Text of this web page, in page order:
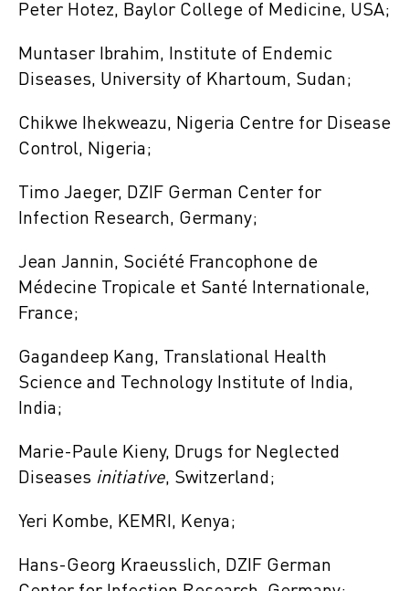
Peter Hotez, Baylor College of Medicine, USA;
Muntaser Ibrahim, Institute of Endemic
Diseases, University of Khartoum, Sudan;
Chikwe Ihekweazu, Nigeria Centre for Disease
Control, Nigeria;
Timo Jaeger, DZIF German Center for
Infection Research, Germany;
Jean Jannin, Société Francophone de
Médecine Tropicale et Santé Internationale,
France;
Gagandeep Kang, Translational Health
Science and Technology Institute of India,
India;
Marie-Paule Kieny, Drugs for Neglected
Diseases initiative, Switzerland;
Yeri Kombe, KEMRI, Kenya;
Hans-Georg Kraeusslich, DZIF German